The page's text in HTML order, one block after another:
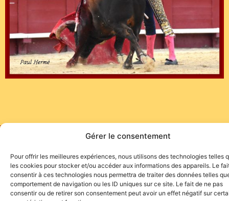
Gérer le consentement
Pour offrir les meilleures expériences, nous utilisons des technologies telles
les cookies pour stocker et/ou accéder aux informations des appareils. Le
consentir à ces technologies nous permettra de traiter des données telles
comportement de navigation ou les ID uniques sur ce site. Le fait de ne pas
consentir ou de retirer son consentement peut avoir un effet négatif sur
Site de l'association TOROFIESTA